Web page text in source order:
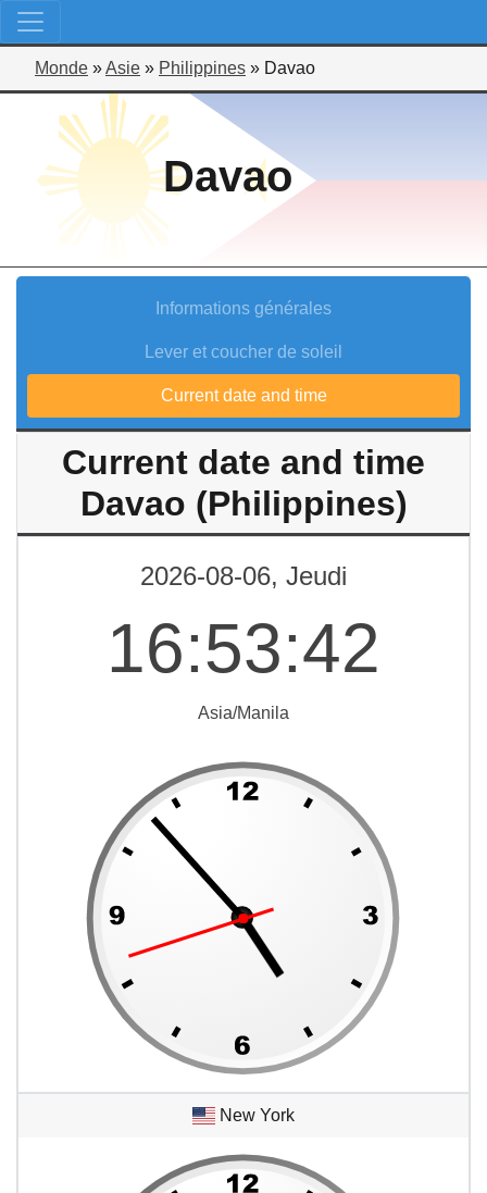
Monde »Asie » Philippines » Davao
Davao
Informations générales
Lever et coucher de soleil
Current date and time
Current date and time
Davao (Philippines)
2026-08-06, Jeudi
16:53:42
Asia/Manila
New York